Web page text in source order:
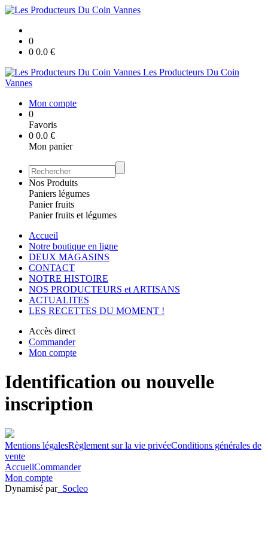
0
0 0.0 €
Les Producteurs Du Coin
Vannes
Mon compte
0
Favoris
0 0.0 €
Mon panier
Nos Produits
Paniers légumes
Panier fruits
Panier fruits et légumes
Accueil
Notre boutique en ligne
DEUX MAGASINS
CONTACT
NOTRE HISTOIRE
NOS PRODUCTEURS et ARTISANS
ACTUALITES
LES RECETTES DU MOMENT !
Accès direct
Commander
Mon compte
Identification ou nouvelle
inscription
Mentions légalesRèglement sur la vie privéeConditions générales de
vente
AccueilCommander
Mon compte
Dynamisé par Socleo